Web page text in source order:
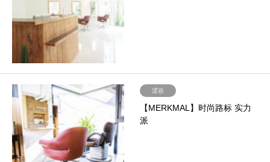
涩谷
【MERKMAL】时尚路标 实力
派